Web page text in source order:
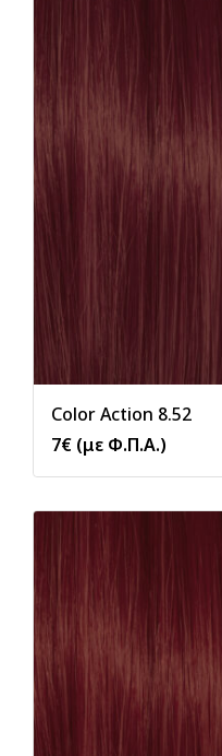
Color Action 8.52
7€ (με Φ.Π.Α.)